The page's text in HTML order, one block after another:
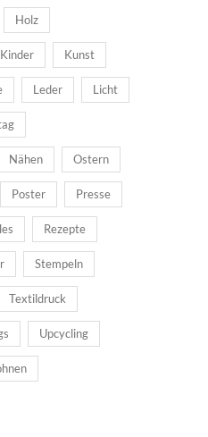
Holz
Kinder Kunst
Leder Licht
Nähen Ostern
Poster Presse
Rezepte
Stempeln
Textildruck
Upcycling